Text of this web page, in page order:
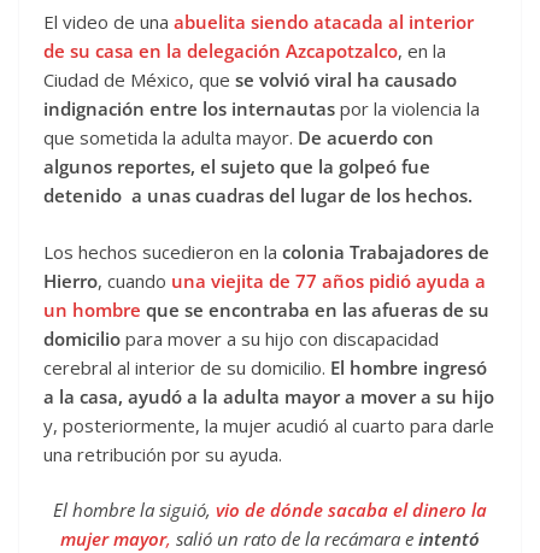
El video de una abuelita siendo atacada al interior
de su casa en la delegación Azcapotzalco, en la
Ciudad de México, que se volvió viral ha causado
indignación entre los internautas por la violencia la
que sometida la adulta mayor. De acuerdo con
algunos reportes, el sujeto que la golpeó fue
detenido a unas cuadras del lugar de los hechos.
Los hechos sucedieron en la colonia Trabajadores de
Hierro, cuando una viejita de 77 años pidió ayuda a
un hombre que se encontraba en las afueras de su
domicilio para mover a su hijo con discapacidad
cerebral al interior de su domicilio. El hombre ingresó
a la casa, ayudó a la adulta mayor a mover a su hijo
y, posteriormente, la mujer acudió al cuarto para darle
una retribución por su ayuda.
El hombre la siguió, vio de dónde sacaba el dinero la
mujer mayor, salió un rato de la recámara e intentó